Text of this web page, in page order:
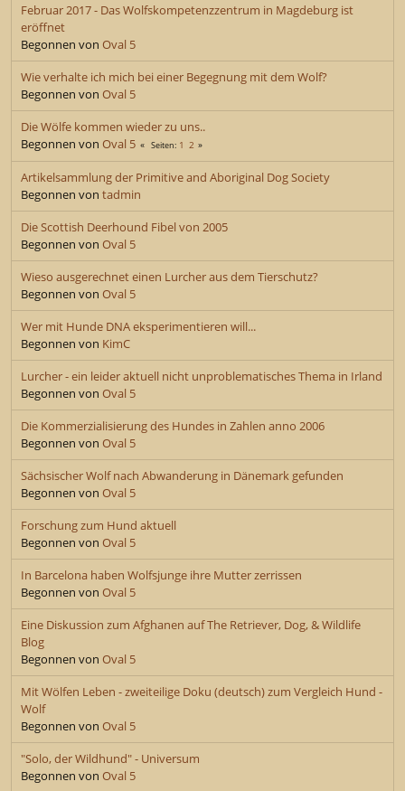
Februar 2017 - Das Wolfskompetenzzentrum in Magdeburg ist
eröffnet
Begonnen von Oval 5
Wie verhalte ich mich bei einer Begegnung mit dem Wolf?
Begonnen von Oval 5
Die Wölfe kommen wieder zu uns..
Begonnen von Oval 5 Seiten 1 2
Artikelsammlung der Primitive and Aboriginal Dog Society
Begonnen von tadmin
Die Scottish Deerhound Fibel von 2005
Begonnen von Oval 5
Wieso ausgerechnet einen Lurcher aus dem Tierschutz?
Begonnen von Oval 5
Wer mit Hunde DNA eksperimentieren will...
Begonnen von KimC
Lurcher - ein leider aktuell nicht unproblematisches Thema in Irland
Begonnen von Oval 5
Die Kommerzialisierung des Hundes in Zahlen anno 2006
Begonnen von Oval 5
Sächsischer Wolf nach Abwanderung in Dänemark gefunden
Begonnen von Oval 5
Forschung zum Hund aktuell
Begonnen von Oval 5
In Barcelona haben Wolfsjunge ihre Mutter zerrissen
Begonnen von Oval 5
Eine Diskussion zum Afghanen auf The Retriever, Dog, & Wildlife
Blog
Begonnen von Oval 5
Mit Wölfen Leben - zweiteilige Doku (deutsch) zum Vergleich Hund -
Wolf
Begonnen von Oval 5
"Solo, der Wildhund" - Universum
Begonnen von Oval 5